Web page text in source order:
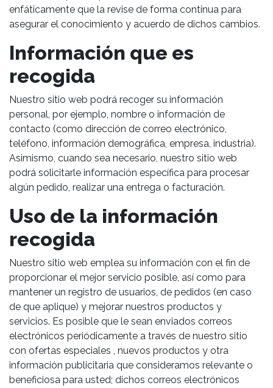
enfáticamente que la revise de forma continua para
asegurar el conocimiento y acuerdo de dichos cambios.
Información que es
recogida
Nuestro sitio web podrá recoger su información
personal, por ejemplo, nombre o información de
contacto (como dirección de correo electrónico,
teléfono, información demográfica, empresa, industria).
Asimismo, cuando sea necesario, nuestro sitio web
podrá solicitarle información específica para procesar
algún pedido, realizar una entrega o facturación.
Uso de la información
recogida
Nuestro sitio web emplea su información con el fin de
proporcionar el mejor servicio posible, así como para
mantener un registro de usuarios, de pedidos (en caso
de que aplique) y mejorar nuestros productos y
servicios. Es posible que le sean enviados correos
electrónicos periódicamente a través de nuestro sitio
con ofertas especiales , nuevos productos y otra
información publicitaria que consideramos relevante o
beneficiosa para usted; dichos correos electrónicos